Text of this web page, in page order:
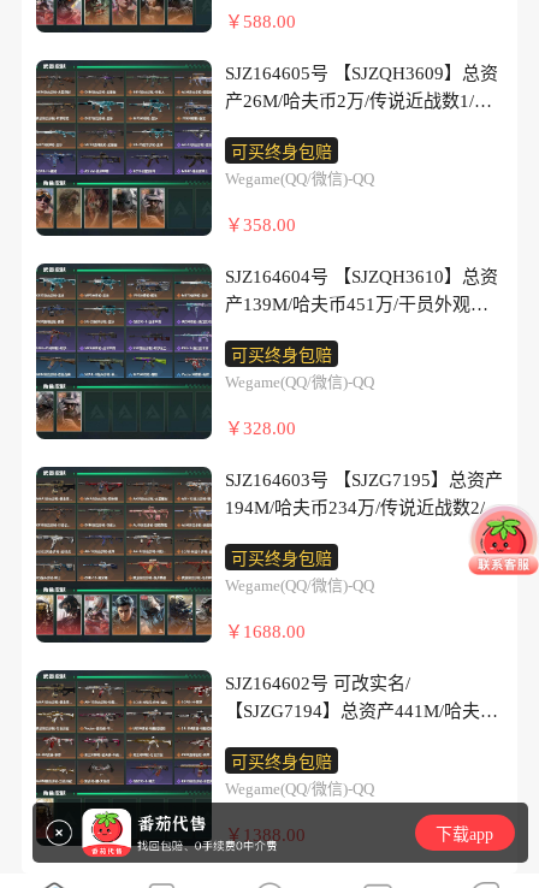
攻/QSZ92G-一帆风顺/M4A1突击步
枪-粉色涂装/M4A1突击步枪-海
色/QBZ95-1突击步枪-高雅黑/QBZ
攻/PTR-32突击步枪-清洁能
LT突击步枪-运动会/MP5冲锋枪-弄
臣/P90冲锋枪-执法武装/Vector冲锋
启/SMG-45冲锋枪-幻影结构/M870
霰弹枪-执法武装/QJB201轻机枪-哈
攻/QJB201轻机枪-动力机能/Mini-
14射手步枪-荣耀列队/VSS射手步
枪-动力机能/SR-25射手步枪-开
步枪
马年祥瑞/复合弓-黑·天际线/Vector
猎手/QBZ95-1突击步枪-曙光/ASh-
12战斗步枪-无极限/K416突击步枪-
冬日风情/K416突击步枪-腊
梅/K416突击步枪-缄默情歌/M16A4
突击步枪-竞赛选手/AUG突击步枪-
蝮蛇/SG552突击步枪-深海恐
备/SCAR-H战斗步枪-囚徒/SCAR-H
战斗步枪-银河/G3战斗步枪-哈夫克
龙突击步枪-无垢/腾龙突击步枪-猎
鳄行动/K437突击步枪-守护
突击步枪-缄默情歌/MK47突击步
枪-暗金属骑士/MP5冲锋枪-深海恐
惧/MP5冲锋枪-战术竞备/MP5冲锋
枪-竞技风/MP5冲锋枪-银河/P90冲
锋枪-紧急戒备
枪-荼蘼/勇士冲锋枪-能天使-午夜邮
差/QCQ171冲锋枪-鹅鸭杀/MK4冲
锋枪-战术甲胄/M870霰弹枪-墨
用机枪-荼蘼/M250通用机枪-骑士之
心/QJB201轻机枪-鹅鸭杀/M14射手
25射手步枪-缄花/SR-25射手步枪-
左轮-缄花/G18-马年祥瑞/93R-捞点
薯条/QBZ95-1突击步枪-曙光/ASh-
12战斗步枪-无极限/K416突击步枪-
冬日风情/K416突击步枪-腊
梅/K416突击步枪-阿萨拉特
攻/M16A4突击步枪-竞赛选手/AUG
杨/SG552突击步枪-深海恐
惧/SG552突击步枪-哈夫克警
备/AK-12突击步枪-猛攻/SCAR-H战
斗步枪-囚徒/G3战斗步枪-流沙送
葬/G3战斗步枪-哈夫克警备/AS Val
猎鳄行动/K437突击步枪-守护
者/K437突击步枪-丛影谍踪/MP5冲
锋枪-战术竞备/MP5冲锋枪-竞技
枪-万金泪冠/QCQ171冲锋枪-不羁
机枪-骑士之心/M250通用机枪-坠星
者/M14射手步枪-蛮荒/M14射手步
冰/R93狙击步枪-维什戴尔/AWM狙
击步枪-万金泪冠/QBZ95-1突击步
胄/K416突击步枪-腊梅/AUG突击步
枪-蝮蛇/SG552突击步枪-深海恐
惧/AK-12突击步枪-猛攻/G3战斗步
术甲胄/腾龙突击步枪-猎鳄行
动/K437突击步枪-丛影谍踪/KC17
术竞备/MP5冲锋枪-竞技风/P90冲锋
动/UZI冲锋枪-港口艺术家/SMG-45
冲锋枪-阿萨拉特攻/SR-3M紧凑突
击步枪-开工大吉/勇士冲锋枪-工业
狂潮/勇士冲锋枪-丛影谍踪/MP7冲
锋枪-守护者/MP7冲锋枪-六套之
力/MK4冲锋枪-旧日审判/PKM通用
攻/M249轻机枪-丛影谍踪/QJB201
轻机枪-炽焰/QJB201轻机枪-旧日审
手步枪-航天庆典/ M14射手步枪-猛
攻/PSG-1射手步枪-港口艺术家/杠
杆式步枪-清算时刻/SV-98狙击步
枪-猎鳄行动/SV-98狙击步枪-清算
不羁人生/露娜-劳拉·克劳馥/无名-
守夜人/近战-处刑者1级/近战-黑
击步枪-墨冰/AKM突击步枪-锦
绣/QBZ95-1突击步枪-凌霄戍
击步枪-守夜人/AK-12突击步枪-墨
步枪-骑士/CAR-15突击步枪-阿米
娅/腾龙突击步枪-马年祥瑞/MP5冲
锋枪-墨冰/SMG-45冲锋枪-锦绣/勇
士冲锋枪-能天使-午夜邮
差/QCQ171冲锋枪-鹅鸭杀/QCQ171
冲锋枪-不羁人生/M1014霰弹枪-墨
步枪-缄花/SR-25射手步枪-水墨云
图/SR-25射手步枪-缄花/R93狙击步
枪-维什戴尔/.357左轮-缄花/G18-马
年祥瑞/AUG突击步枪-蝮蛇/AK-12
突击步枪-猛攻/G3战斗步枪-哈夫克
胄/MP5冲锋枪-深海恐惧/MP5冲锋
枪-战术竞备/SMG-45冲锋枪-阿萨
拉特攻/SR-3M紧凑突击步枪-战术
机枪-港口艺术家/M250通用机枪-囚
徒/ M14射手步枪-猛攻/PSG-1射手
步枪-港口艺术家/M4A1突击步枪-
零点/K416突击步枪-碳纤维/AUG突
击步枪-全金属外壳/M7战斗步枪-捣
￥588.00
SJZ164605号 【SJZQH3609】总资
产26M/哈夫币2万/传说近战数1/干
23/行动等级60/安全箱等时效性道
具以游戏内数据为准，详情请看图/
近战-坠星者/近战-黑鹰/AKM突击
步枪-古墓丽影/K416突击步枪-坠星
步枪-西装暴徒/腾龙突击步枪-旷野
牧歌/K437突击步枪-墨冰/MP5冲锋
锋枪-拾花/MK4冲锋枪-战术甲
枪-坠星者/SR-25射手步枪-墨
冰/AK-12突击步枪-猛攻/SCAR-H战
斗步枪-银河/AS Val突击步枪-战术
甲胄/KC17突击步枪-旧日审
判/MK47突击步枪-暗金属骑
士/MCX LT突击步枪-户外达
算时刻/Vector冲锋枪-阿萨拉文
明/UZI冲锋枪-港口艺术家/SR-3M
锋枪-六套之力/MK4冲锋枪-旧日审
判/QJB201轻机枪-炽焰/QJB201轻
机枪-旧日审判/SVD狙击步枪-阿萨
拉工艺/ M14射手步枪-猛攻/SR-25
可买终身包赔
Wegame(QQ/微信)-QQ
￥358.00
SJZ164604号 【SJZQH3610】总资
产139M/哈夫币451万/干员外观数2/
60/安全箱等时效性道具以游戏内数
据为准，详情请看图/深蓝-盾峰/蜂
医生/SMG-45冲锋枪-拾花/MK4冲
锋枪-战术甲胄/M870霰弹枪-墨
冰/PKM通用机枪-盾峰/SR-25射手
步枪-墨冰/QBZ95-1突击步枪-战术
甲胄/UZI冲锋枪-港口艺术家/SMG-
枪-阿萨拉工艺/PSG-1射手步枪-港
魂/SCAR-H战斗步枪-荣耀列
队/MP5冲锋枪-弄臣/Vector冲锋枪-
先锋/SMG-45冲锋枪-行动开启/勇士
冲锋枪-冰天雪地/QJB201轻机枪-哈
夫克卫队/QJB201轻机枪-动力机
能/VSS射手步枪-动力机能/SR-25射
手步枪-开拓/SV-98狙击步枪-清洁
可买终身包赔
Wegame(QQ/微信)-QQ
￥328.00
SJZ164603号 【SJZG7195】总资产
194M/哈夫币234万/传说近战数2/干
员外观数15/传说枪皮数52/战场等
级50/行动等级60/安全箱等时效性
道具以游戏内数据为准，详情请看
葬人·无题密令/无名-夜鹰/深蓝-不
破誓约/红狼-电锯惊魂/露娜-金牌射
银翼-未结卷宗/疾风-西部往事/无
名-守夜人/蜂医-医生/近战-北极星/
近战-处刑者1级/近战-黑鹰/M4A1突
击步枪-蚀金玫瑰/M4A1突击步枪-
阿米娅/AKM突击步枪-古墓丽
可买终身包赔
Wegame(QQ/微信)-QQ
￥1688.00
SJZ164602号 可改实名/
【SJZG7194】总资产441M/哈夫币
1/传说枪皮数14/战场等级1/行动等
级52/安全箱等时效性道具以游戏内
数据为准，详情请看图/红狼-蚀金
玫瑰/近战-处刑者1级/近战-黑
可买终身包赔
Wegame(QQ/微信)-QQ
￥1388.00 下载app